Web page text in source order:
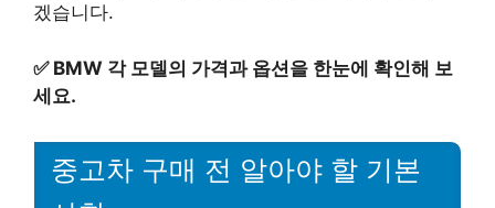
겠습니다.
✅ BMW 각 모델의 가격과 옵션을 한눈에 확인해 보
세요.
중고차 구매 전 알아야 할 기본